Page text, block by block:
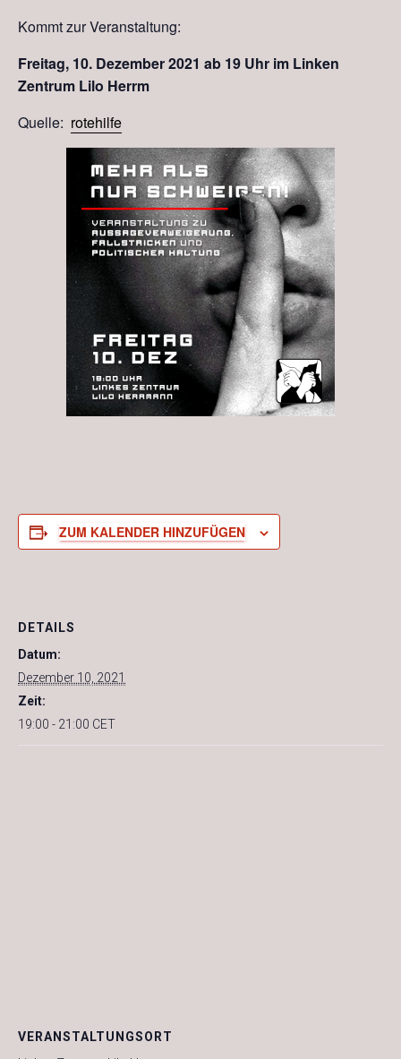
Kommt zur Veranstaltung:
Freitag, 10. Dezember 2021 ab 19 Uhr im Linken
Zentrum Lilo Herrm
Quelle: rotehilfe
ZUM KALENDER HINZUFÜGEN
DETAILS
Datum:
Dezember 10, 2021
Zeit:
19:00 - 21:00 CET
VERANSTALTUNGSORT